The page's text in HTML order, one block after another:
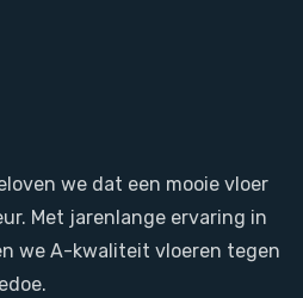
we dat een mooie vloer
Met jarenlange ervaring in
we A-kwaliteit vloeren tegen